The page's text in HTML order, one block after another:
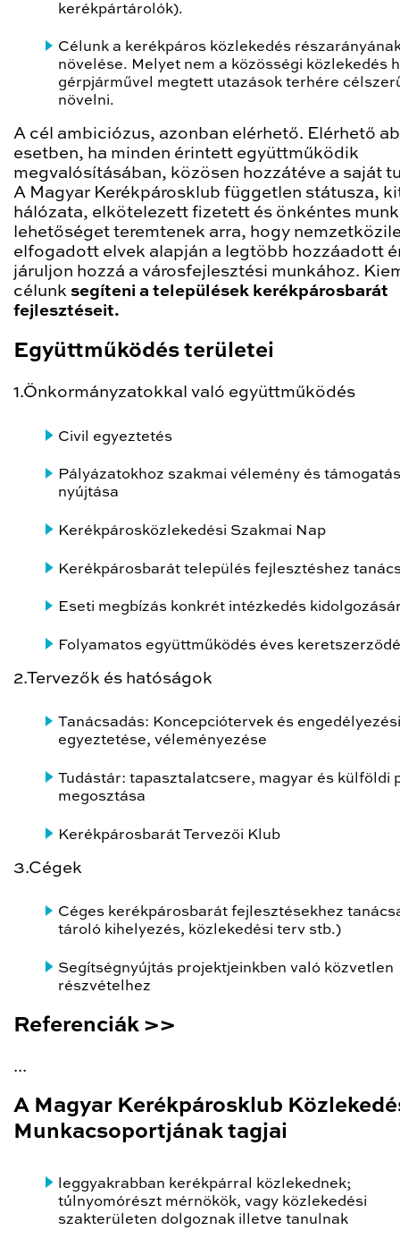
kerékpártárolók).
Célunk a kerékpáros közlekedés
növelése. Melyet nem a közösségi közlekedés
gérpjárművel megtett utazások terhére
növelni.
A cél ambiciózus, azonban elérhető. Elérhető
esetben, ha minden érintett együttműködik
megvalósításában, közösen hozzátéve a saját
A Magyar Kerékpárosklub független státusza,
hálózata, elkötelezett fizetett és önkéntes
lehetőséget teremtenek arra, hogy
elfogadott elvek alapján a legtöbb hozzáadott
járuljon hozzá a városfejlesztési munkához.
célunk segíteni a települések kerékpárosbarát
fejlesztéseit.
Együttműködés területei
1.Önkormányzatokkal való együttműködés
Civil egyeztetés
Pályázatokhoz szakmai vélemény és támogatás
nyújtása
Kerékpárosközlekedési Szakmai Nap
Kerékpárosbarát település fejlesztéshez
Eseti megbízás konkrét intézkedés
Folyamatos együttműködés éves
2.Tervezők és hatóságok
Tanácsadás: Koncepciótervek és
egyeztetése, véleményezése
Tudástár: tapasztalatcsere, magyar és külföldi
megosztása
Kerékpárosbarát Tervezői Klub
3.Cégek
Céges kerékpárosbarát fejlesztésekhez
tároló kihelyezés, közlekedési terv stb.)
Segítségnyújtás projektjeinkben való közvetlen
részvételhez
Referenciák >>
...
A Magyar Kerékpárosklub
Munkacsoportjának tagjai
leggyakrabban kerékpárral közlekednek;
túlnyomórészt mérnökök, vagy közlekedési
szakterületen dolgoznak illetve tanulnak